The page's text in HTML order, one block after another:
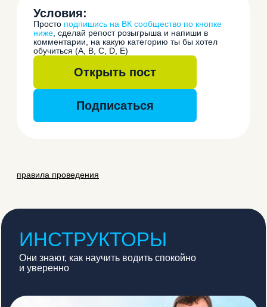
ИНСТРУКТОРЫ
Они знают, как научить водить спокойно
и уверенно